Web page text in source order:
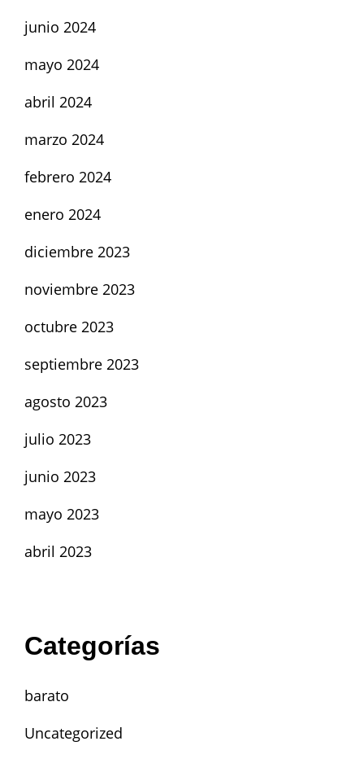
junio 2024
mayo 2024
abril 2024
marzo 2024
febrero 2024
enero 2024
diciembre 2023
noviembre 2023
octubre 2023
septiembre 2023
agosto 2023
julio 2023
junio 2023
mayo 2023
abril 2023
Categorías
barato
Uncategorized